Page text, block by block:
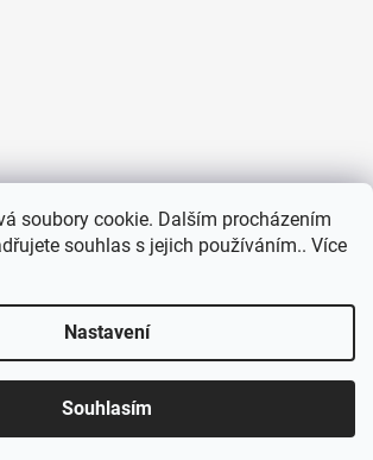
soubory cookie. Dalším procházením
souhlas s jejich používáním.. Více
Nastavení
Souhlasím
HLEDAT
/
J&K
Vytvořil Shoptet
. Všechna